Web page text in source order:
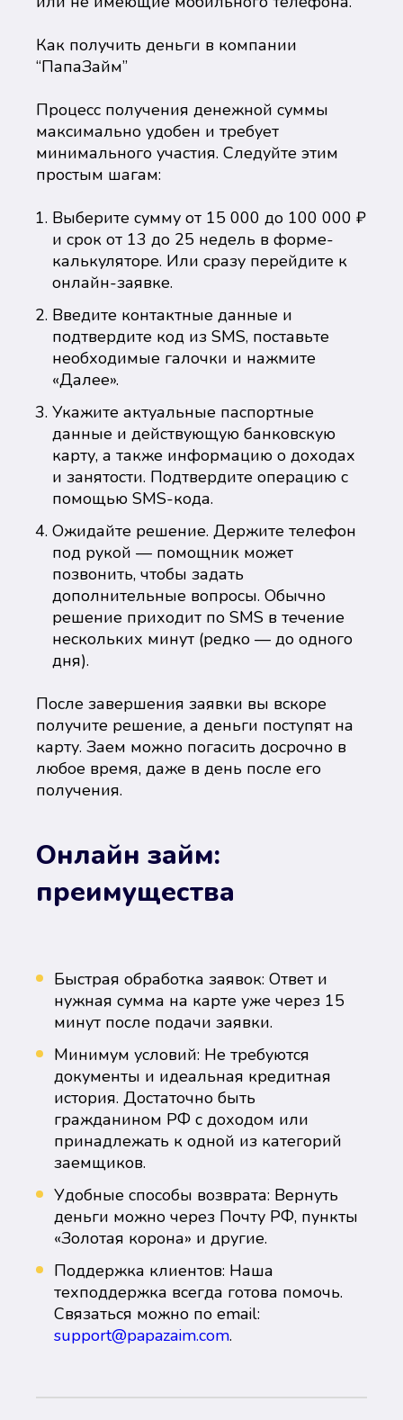
Как получить деньги в компании
“ПапаЗайм”
Процесс получения денежной суммы
максимально удобен и требует
минимального участия. Следуйте этим
простым шагам:
Выберите сумму от 15 000 до 100 000 ₽
и срок от 13 до 25 недель в форме-
калькуляторе. Или сразу перейдите к
онлайн-заявке.
Введите контактные данные и
подтвердите код из SMS, поставьте
необходимые галочки и нажмите
«Далее».
Укажите актуальные паспортные
данные и действующую банковскую
карту, а также информацию о доходах
и занятости. Подтвердите операцию с
помощью SMS-кода.
Ожидайте решение. Держите телефон
под рукой — помощник может
позвонить, чтобы задать
дополнительные вопросы. Обычно
решение приходит по SMS в течение
нескольких минут (редко — до одного
дня).
После завершения заявки вы вскоре
получите решение, а деньги поступят на
карту. Заем можно погасить досрочно в
любое время, даже в день после его
получения.
Онлайн займ:
преимущества
Быстрая обработка заявок: Ответ и
нужная сумма на карте уже через 15
минут после подачи заявки.
Минимум условий: Не требуются
документы и идеальная кредитная
история. Достаточно быть
гражданином РФ с доходом или
принадлежать к одной из категорий
заемщиков.
Удобные способы возврата: Вернуть
деньги можно через Почту РФ, пункты
«Золотая корона» и другие.
Поддержка клиентов: Наша
техподдержка всегда готова помочь.
Связаться можно по email:
support@papazaim.com.